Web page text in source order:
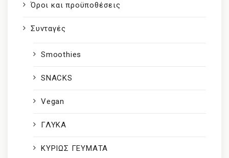
Όροι και προϋποθέσεις
Συνταγές
Smoothies
SNACKS
Vegan
ΓΛΥΚΑ
ΚΥΡΙΩΣ ΓΕΥΜΑΤΑ